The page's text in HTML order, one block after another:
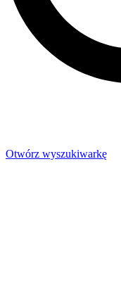
Otwórz wyszukiwarkę